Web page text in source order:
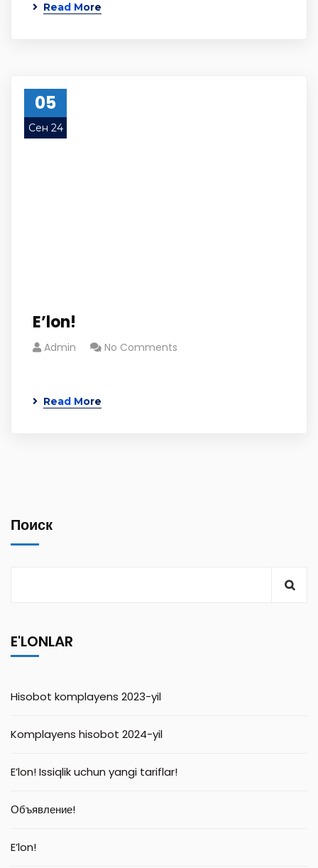
Read More
05
Сен 24
E’lon!
Admin No Comments
Read More
Поиск
E'LONLAR
Hisobot komplayens 2023-yil
Komplayens hisobot 2024-yil
E’lon! Issiqlik uchun yangi tariflar!
Объявление!
E’lon!